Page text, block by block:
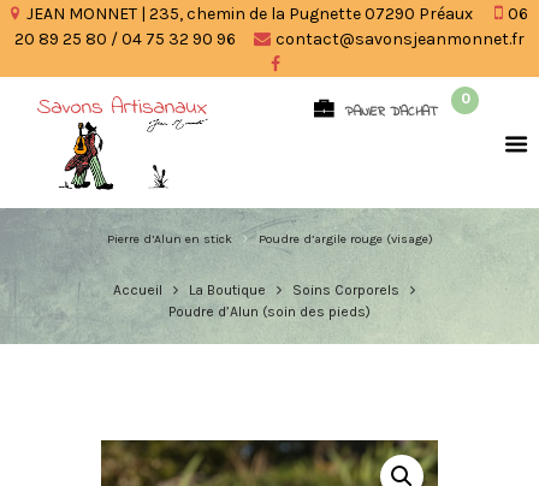
JEAN MONNET | 235, chemin de la Pugnette 07290 Préaux
06
20 89 25 80 / 04 75 32 90 96
contact@savonsjeanmonnet.fr
PANIER D'ACHAT
0
Pierre d’Alun en stick Poudre d’argile rouge (visage)
Accueil La Boutique
Soins Corporels
Poudre d’Alun (soin des pieds)